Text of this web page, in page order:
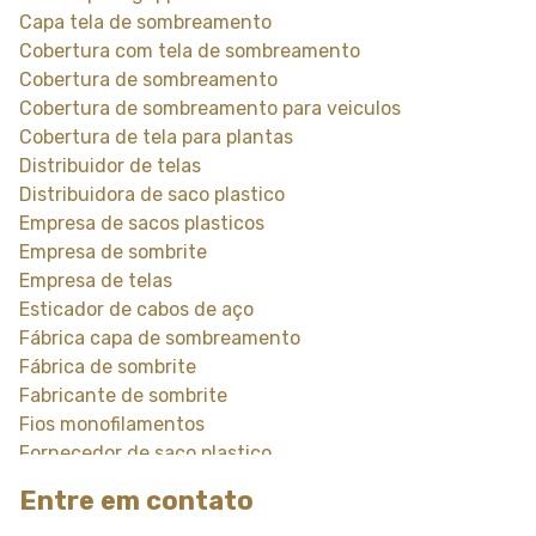
Capa tela de sombreamento
Cobertura com tela de sombreamento
Cobertura de sombreamento
Cobertura de sombreamento para veiculos
Cobertura de tela para plantas
Distribuidor de telas
Distribuidora de saco plastico
Empresa de sacos plasticos
Empresa de sombrite
Empresa de telas
Esticador de cabos de aço
Fábrica capa de sombreamento
Fábrica de sombrite
Fabricante de sombrite
Fios monofilamentos
Fornecedor de saco plastico
Fornecedor de sombrite
Entre em contato